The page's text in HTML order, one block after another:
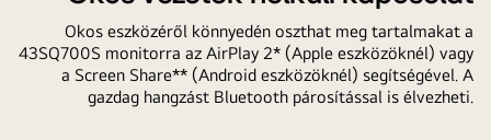
Okos eszközéről könnyedén oszthat meg tartalmakat a
43SQ700S monitorra az AirPlay 2* (Apple eszközöknél) vagy
a Screen Share** (Android eszközöknél) segítségével. A
gazdag hangzást Bluetooth párosítással is élvezheti.